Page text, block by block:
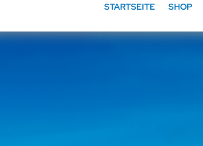
STARTSEITE SHOP